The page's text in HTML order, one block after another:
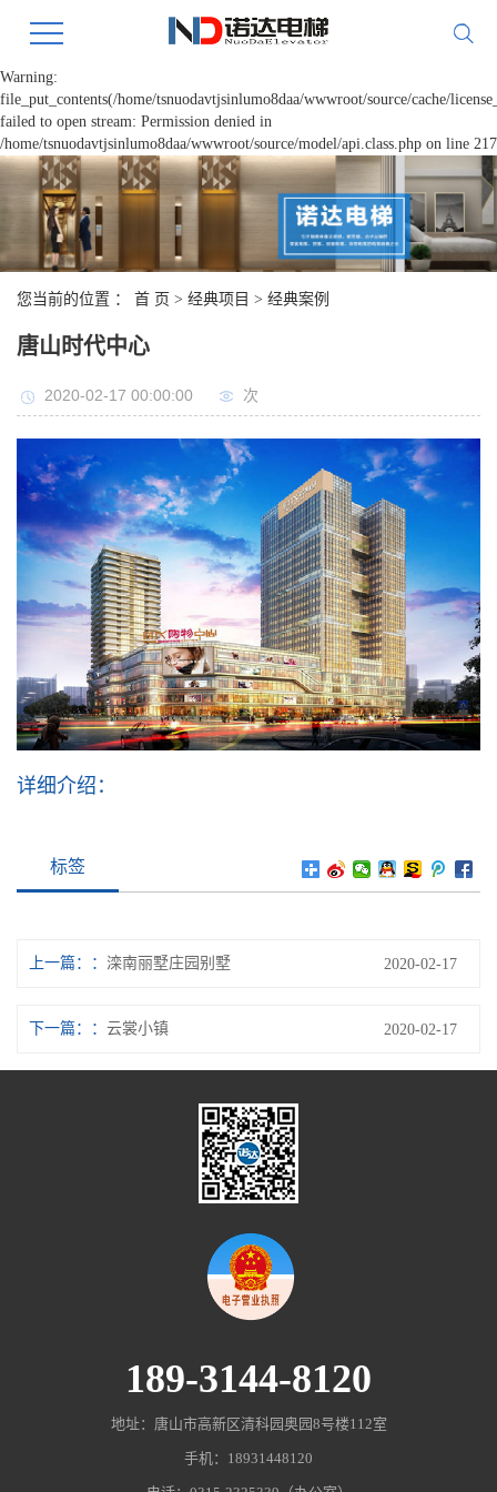
Warning:
file_put_contents(/home/tsnuodavtjsinlumo8daa/wwwroot/source/cache/
failed to open stream: Permission denied in
/home/tsnuodavtjsinlumo8daa/wwwroot/source/model/api.class.php on line 217
您当前的位置 ： 首 页 > 经典项目 > 经典案例
唐山时代中心
2020-02-17 00:00:00 次
详细介绍：
标签
上一篇： 滦南丽墅庄园别墅 2020-02-17
下一篇： 云裳小镇 2020-02-17
189-3144-8120
地址：唐山市高新区清科园奥园8号楼112室
手机：18931448120